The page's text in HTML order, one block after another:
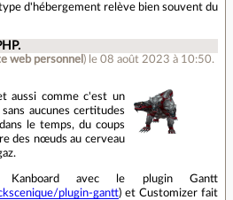
d'hébergement relève bien souvent du
web personnel ) le 08 août 2023 à 10:50.
aussi comme c'est un
aucunes certitudes
le temps, du coups
des nœuds au cerveau
avec le plugin Gantt
plugin-gantt) et Customizer fait